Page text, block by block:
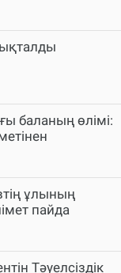
баланың өлімі:
ұлының
пайда
Тәуелсіздік